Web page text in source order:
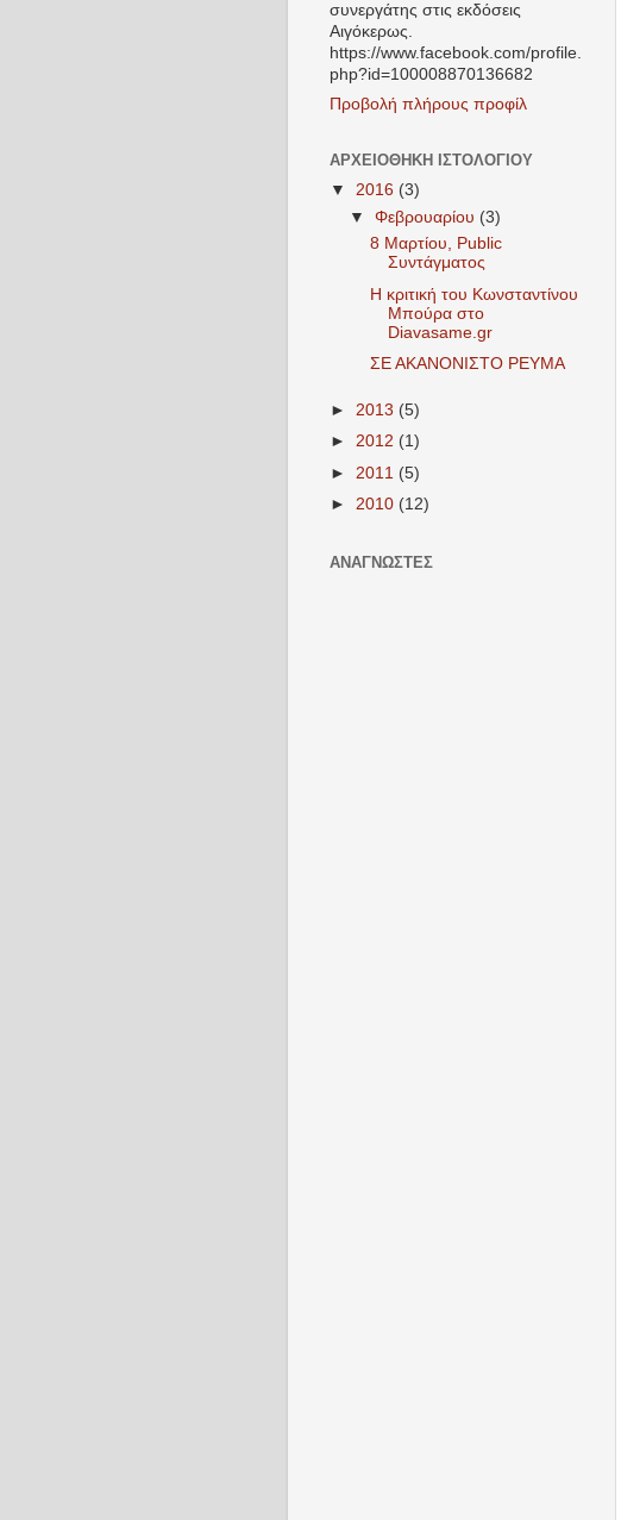
συνεργάτης στις εκδόσεις
Αιγόκερως.
https://www.facebook.com/profile.
php?id=100008870136682
Προβολή πλήρους προφίλ
ΑΡΧΕΙΟΘΉΚΗ ΙΣΤΟΛΟΓΊΟΥ
▼ 2016 (3)
▼Φεβρουαρίου (3)
8 Μαρτίου, Public
Συντάγματος
Η κριτική του Κωνσταντίνου
Μπούρα στο
Diavasame.gr
ΣΕ ΑΚΑΝΟΝΙΣΤΟ ΡΕΥΜΑ
► 2013 (5)
► 2012 (1)
► 2011 (5)
► 2010 (12)
ΑΝΑΓΝΏΣΤΕΣ